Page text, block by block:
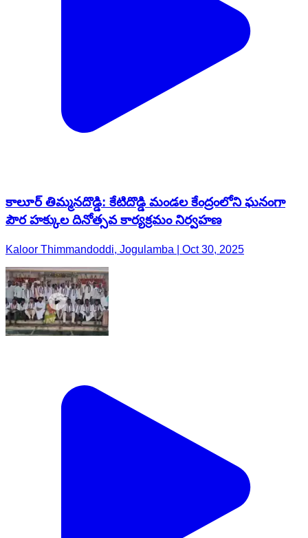
కాలూర్ తిమ్మనదొడ్డి: కేటిదొడ్డి మండల కేంద్రంలోని ఘనంగా
పౌర హక్కుల దినోత్సవ కార్యక్రమం నిర్వహణ
Kaloor Thimmandoddi, Jogulamba | Oct 30, 2025